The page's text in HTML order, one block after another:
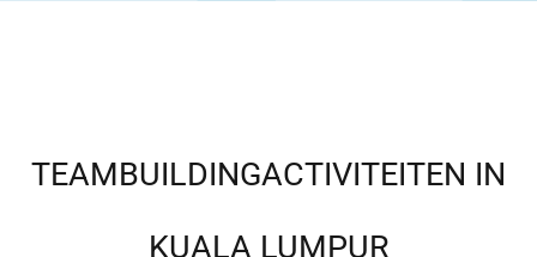
TEAMBUILDINGACTIVITEITEN IN
KUALA LUMPUR